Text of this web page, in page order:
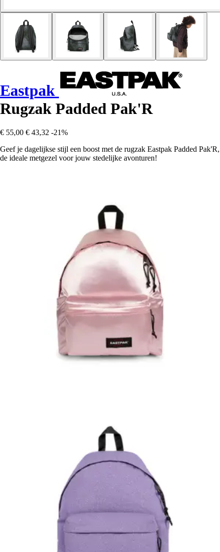
Eastpak
Rugzak Padded Pak'R
€ 55,00 € 43,32 -21%
Geef je dagelijkse stijl een boost met de rugzak Eastpak Padded Pak'R,
de ideale metgezel voor jouw stedelijke avonturen!